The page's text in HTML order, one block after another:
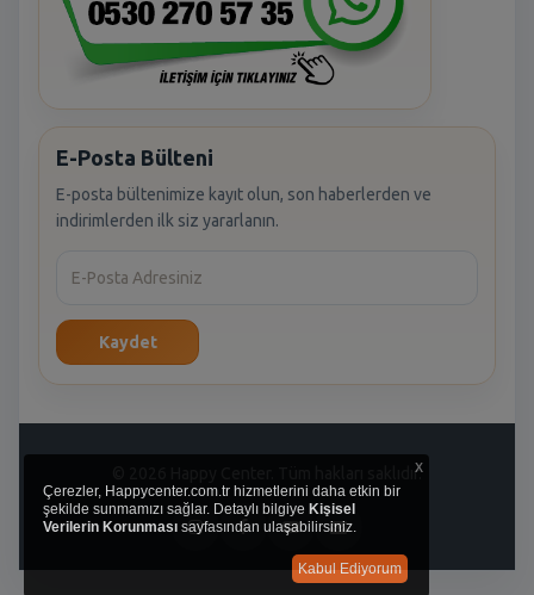
E-Posta Bülteni
E-posta bültenimize kayıt olun, son haberlerden ve
indirimlerden ilk siz yararlanın.
Kaydet
© 2026 Happy Center. Tüm hakları saklıdır.
x
Çerezler, Happycenter.com.tr hizmetlerini daha etkin bir
şekilde sunmamızı sağlar. Detaylı bilgiye Kişisel
Verilerin Korunması sayfasından ulaşabilirsiniz.
Kabul Ediyorum